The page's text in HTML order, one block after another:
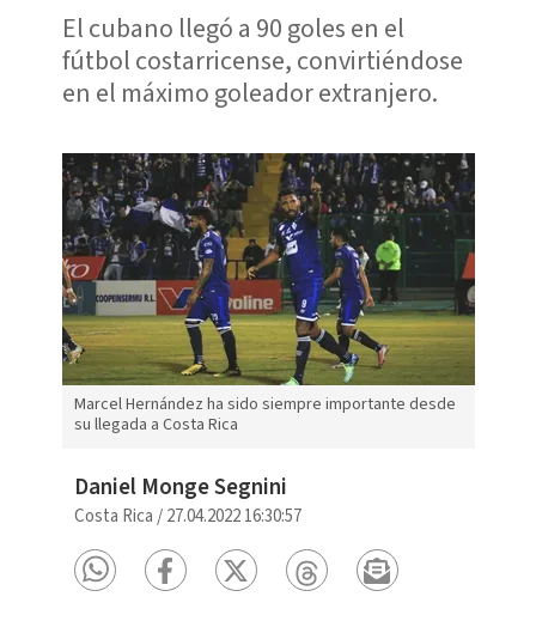
El cubano llegó a 90 goles en el
fútbol costarricense, convirtiéndose
en el máximo goleador extranjero.
Marcel Hernández ha sido siempre importante desde
su llegada a Costa Rica
Daniel Monge Segnini
Costa Rica /27.04.2022 16:30:57